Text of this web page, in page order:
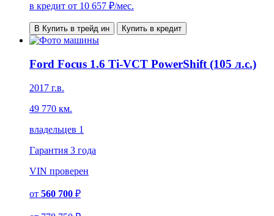
в кредит от 10 657 ₽/мес.
В Купить в трейд ин Купить в кредит
Ford Focus 1.6 Ti-VCT PowerShift (105 л.с.)
2017 г.в.
49 770 км.
владельцев 1
Гарантия 3 года
VIN проверен
от 560 700 ₽